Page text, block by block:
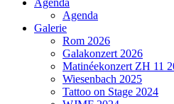
Agenda
Agenda
Galerie
Rom 2026
Galakonzert 2026
Matinéekonzert ZH 11
Wiesenbach 2025
Tattoo on Stage 2024